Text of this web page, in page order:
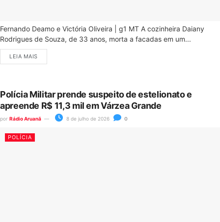
Fernando Deamo e Victória Oliveira | g1 MT A cozinheira Daiany
Rodrigues de Souza, de 33 anos, morta a facadas em um...
LEIA MAIS
Polícia Militar prende suspeito de estelionato e
apreende R$ 11,3 mil em Várzea Grande
por Rádio Aruanã 8 de julho de 2026 0
POLÍCIA